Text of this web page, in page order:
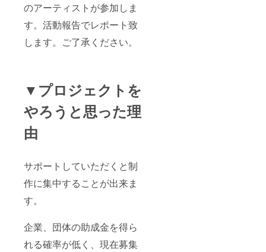
のアーティストが参加しま
す。活動報告でレポート致
します。ご了承ください。
▼プロジェクトを
やろうと思った理
由
サポートしていただくと制
作に集中することが出来ま
す。
企業、団体の助成金を得ら
れる確率が低く、現在募集